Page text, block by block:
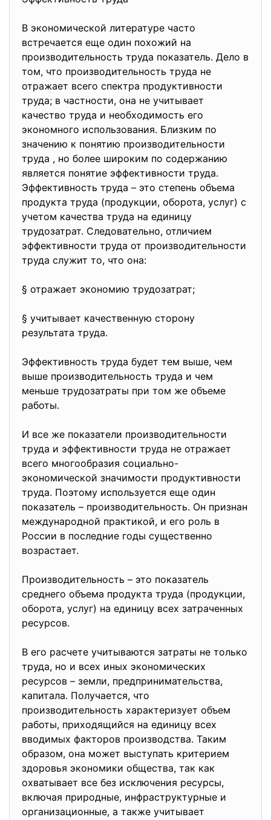
В экономической литературе часто
встречается еще один похожий на
производительность труда показатель. Дело в
том, что производительность труда не
отражает всего спектра продуктивности
труда; в частности, она не учитывает
качество труда и необходимость его
экономного использования. Близким по
значению к понятию производительности
труда , но более широким по содержанию
является понятие эффективности труда.
Эффективность труда – это степень объема
продукта труда (продукции, оборота, услуг) с
учетом качества труда на единицу
трудозатрат. Следовательно, отличием
эффективности труда от производительности
труда служит то, что она:
§ отражает экономию трудозатрат;
§ учитывает качественную сторону
результата труда.
Эффективность труда будет тем выше, чем
выше производительность труда и чем
меньше трудозатраты при том же объеме
работы.
И все же показатели производительности
труда и эффективности труда не отражает
всего многообразия социально-
экономической значимости продуктивности
труда. Поэтому используется еще один
показатель – производительность. Он признан
международной практикой, и его роль в
России в последние годы существенно
возрастает.
Производительность – это показатель
среднего объема продукта труда (продукции,
оборота, услуг) на единицу всех затраченных
ресурсов.
В его расчете учитываются затраты не только
труда, но и всех иных экономических
ресурсов – земли, предпринимательства,
капитала. Получается, что
производительность характеризует объем
работы, приходящийся на единицу всех
вводимых факторов производства. Таким
образом, она может выступать критерием
здоровья экономики общества, так как
охватывает все без исключения ресурсы,
включая природные, инфраструктурные и
организационные, а также учитывает